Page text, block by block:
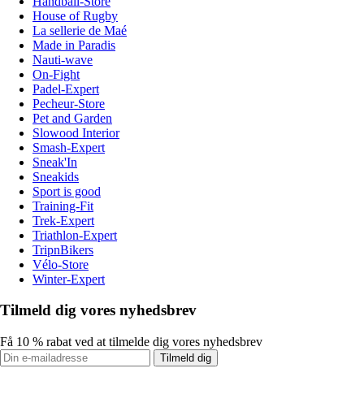
House of Rugby
La sellerie de Maé
Made in Paradis
Nauti-wave
On-Fight
Padel-Expert
Pecheur-Store
Pet and Garden
Slowood Interior
Smash-Expert
Sneak'In
Sneakids
Sport is good
Training-Fit
Trek-Expert
Triathlon-Expert
TripnBikers
Vélo-Store
Winter-Expert
Tilmeld dig vores nyhedsbrev
Få 10 % rabat ved at tilmelde dig vores nyhedsbrev
Tilmeld dig